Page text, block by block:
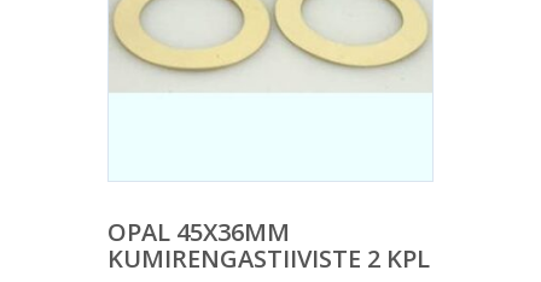
OPAL 45X36MM
KUMIRENGASTIIVISTE 2 KPL